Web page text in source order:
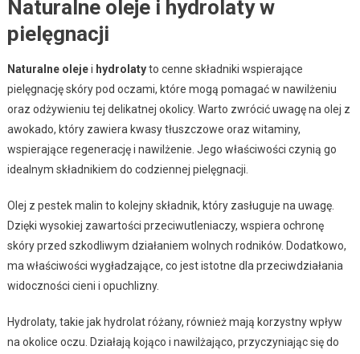
Naturalne oleje i hydrolaty w
pielęgnacji
Naturalne olejei hydrolatyto cenne składniki wspierające
pielęgnację skóry pod oczami, które mogą pomagać w nawilżeniu
oraz odżywieniu tej delikatnej okolicy. Warto zwrócić uwagę na olej z
awokado, który zawiera kwasy tłuszczowe oraz witaminy,
wspierające regenerację i nawilżenie. Jego właściwości czynią go
idealnym składnikiem do codziennej pielęgnacji.
Olej z pestek malin to kolejny składnik, który zasługuje na uwagę.
Dzięki wysokiej zawartości przeciwutleniaczy, wspiera ochronę
skóry przed szkodliwym działaniem wolnych rodników. Dodatkowo,
ma właściwości wygładzające, co jest istotne dla przeciwdziałania
widoczności cieni i opuchlizny.
Hydrolaty, takie jak hydrolat różany, również mają korzystny wpływ
na okolice oczu. Działają kojąco i nawilżająco, przyczyniając się do